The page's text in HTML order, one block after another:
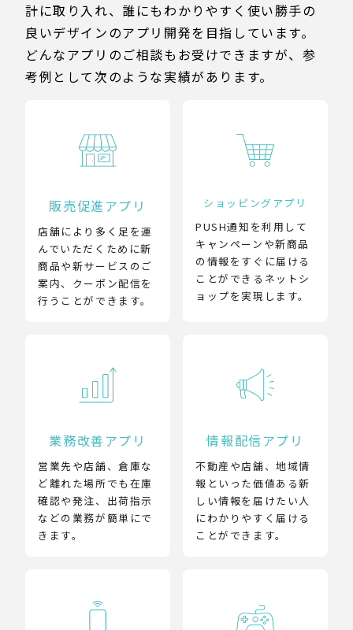
計に取り入れ、誰にもわかりやすく使い勝手の
良いデザインのアプリ開発を目指しています。
どんなアプリのご相談もお受けできますが、参
考例として次のような実績があります。
販売促進アプリ
店舗により多く足を運
んでいただくために新
商品や新サービスのご
案内、クーポン配信を
行うことができます。
ショッピングアプリ
PUSH通知を利用して
キャンペーンや新商品
の情報をすぐに届ける
ことができるネットシ
ョップを実現します。
業務改善アプリ
営業先や店舗、倉庫な
ど離れた場所でも在庫
確認や発注、出荷指示
などの業務が簡単にで
きます。
情報配信アプリ
不動産や店舗、地域情
報といった価値ある新
しい情報を届けたい人
にわかりやすく届ける
ことができます。